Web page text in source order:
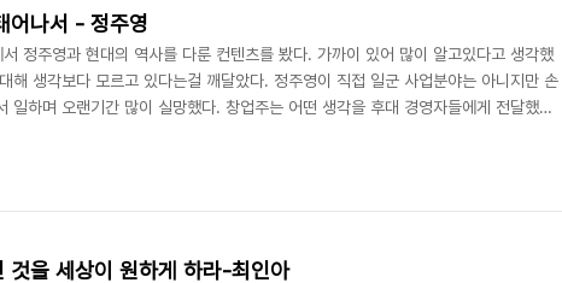
어나서 - 정주영
정주영과 현대의 역사를 다룬 컨텐츠를 봤다. 가까이 있어 많이 알고있다고 생각했
해 생각보다 모르고 있다는걸 깨달았다. 정주영이 직접 일군 사업분야는 아니지만 손
일하며 오랜기간 많이 실망했다. 창업주는 어떤 생각을 후대 경영자들에게 전달했기
자는 본인이 현대를 키워오면서 부끄럼없이 당당하게 행동했노라고 강조한다. 많은
자의 권리에 대해서도 일부 언급이 있는데, 적당한 임금을 주는것은 당연히 필요한
것을 세상이 원하게 하라-최인아